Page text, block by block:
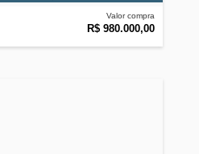
Valor compra
R$ 980.000,00